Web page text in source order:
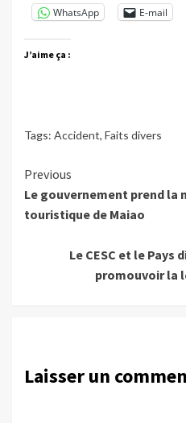
WhatsApp
E-mail
J’aime ça :
Tags: Accident, Faits divers
Continue
Reading
Previous
Le gouvernement prend la
touristique de Maiao
Le CESC et le
promouvoir la
Laisser un